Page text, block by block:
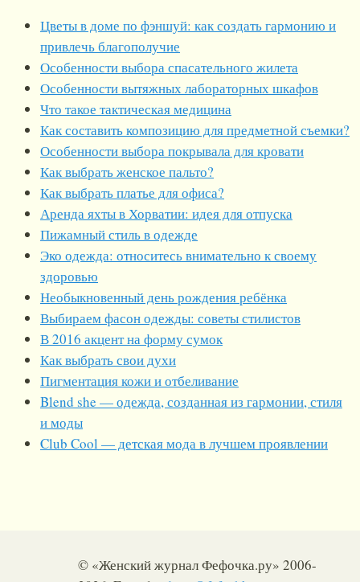
Цветы в доме по фэншуй: как создать гармонию и
привлечь благополучие
Особенности выбора спасательного жилета
Особенности вытяжных лабораторных шкафов
Что такое тактическая медицина
Как составить композицию для предметной съемки?
Особенности выбора покрывала для кровати
Как выбрать женское пальто?
Как выбрать платье для офиса?
Аренда яхты в Хорватии: идея для отпуска
Пижамный стиль в одежде
Эко одежда: относитесь внимательно к своему
здоровью
Необыкновенный день рождения ребёнка
Выбираем фасон одежды: советы стилистов
В 2016 акцент на форму сумок
Как выбрать свои духи
Пигментация кожи и отбеливание
Blend she — одежда, созданная из гармонии, стиля
и моды
Club Cool — детская мода в лучшем проявлении
© «Женский журнал Фефочка.ру» 2006-